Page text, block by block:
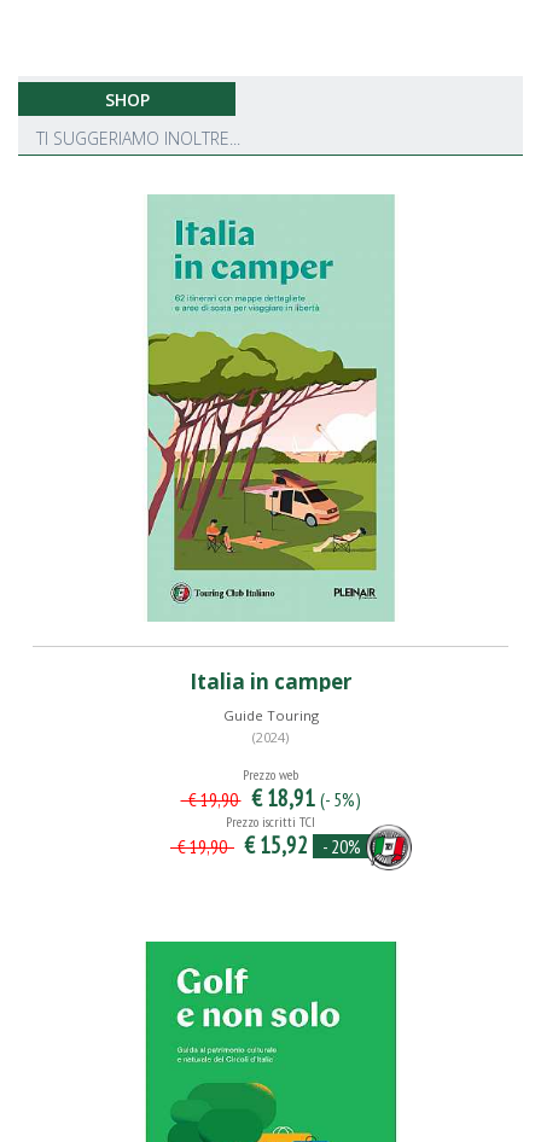
SHOP
TI SUGGERIAMO INOLTRE...
Italia in camper
Guide Touring
(2024)
Prezzo web
€ 19,90 € 18,91 (- 5%)
Prezzo iscritti TCI
€ 19,90 € 15,92 - 20%